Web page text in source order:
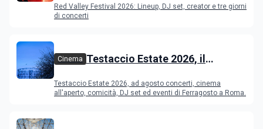
Red Valley Festival 2026: Lineup, DJ set, creator e tre giorni
di concerti
Cinema Testaccio Estate 2026, il
Ferragosto
Testaccio Estate 2026, ad agosto concerti, cinema
all'aperto, comicità, DJ set ed eventi di Ferragosto a Roma.